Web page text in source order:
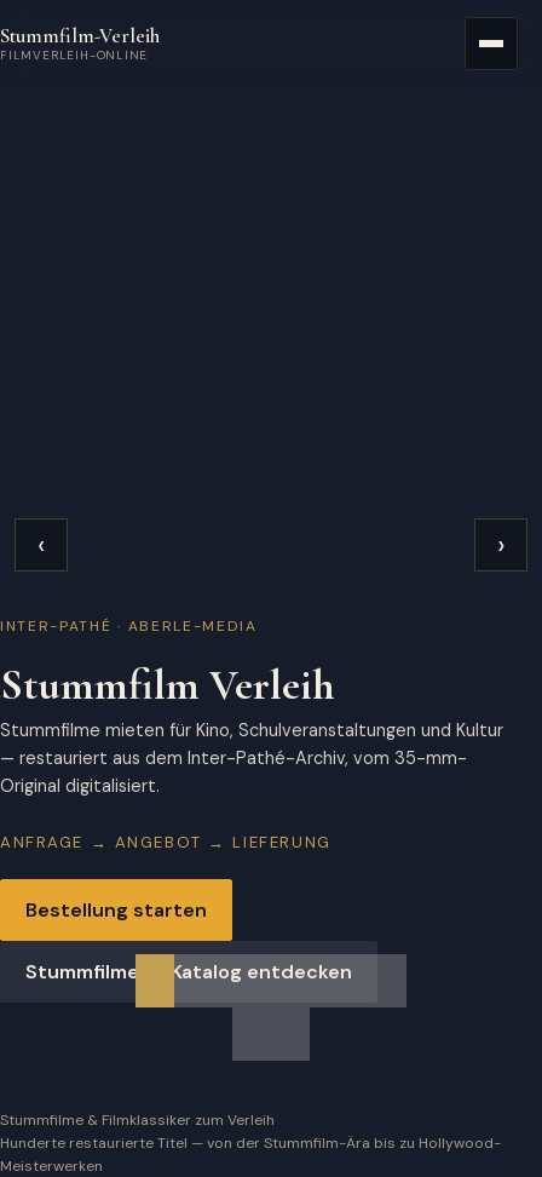
Stummfilm-Verleih
FILMVERLEIH-ONLINE
INTER-PATHÉ · ABERLE-MEDIA
Stummfilm Verleih
Stummfilme mieten für Kino, Schulveranstaltungen und Kultur
— restauriert aus dem Inter-Pathé-Archiv, vom 35-mm-
Original digitalisiert.
ANFRAGE → ANGEBOT → LIEFERUNG
Bestellung starten
Stummfilme im Katalog entdecken
‹ ›
Stummfilme & Filmklassiker zum Verleih
Hunderte restaurierte Titel — von der Stummfilm-Ära bis zu Hollywood-
Meisterwerken